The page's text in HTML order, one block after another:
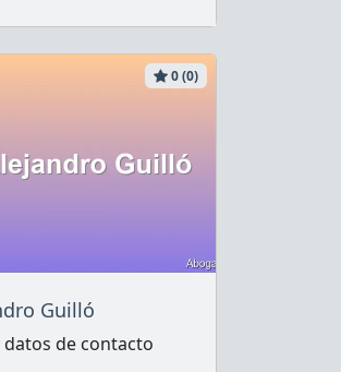
0 (0)
Guilló
de contacto